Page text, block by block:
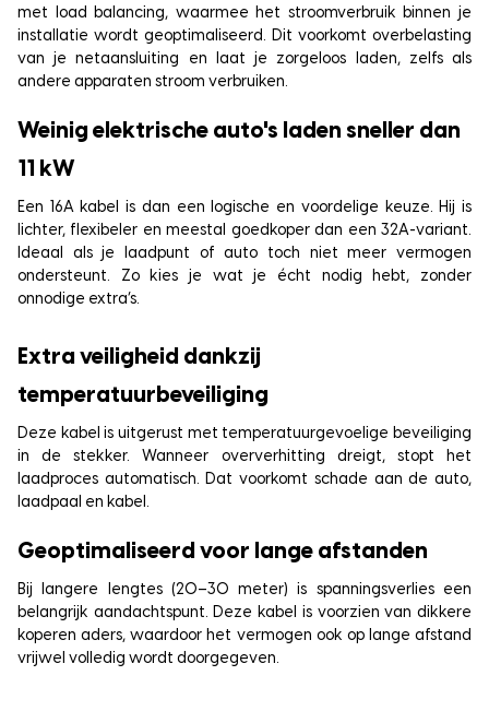
met load balancing, waarmee het stroomverbruik binnen je
installatie wordt geoptimaliseerd. Dit voorkomt overbelasting
van je netaansluiting en laat je zorgeloos laden, zelfs als
andere apparaten stroom verbruiken.
Weinig elektrische auto's laden sneller dan
11 kW
Een 16A kabel is dan een logische en voordelige keuze. Hij is
lichter, flexibeler en meestal goedkoper dan een 32A-variant.
Ideaal als je laadpunt of auto toch niet meer vermogen
ondersteunt. Zo kies je wat je écht nodig hebt, zonder
onnodige extra’s.
Extra veiligheid dankzij
temperatuurbeveiliging
Deze kabel is uitgerust met temperatuurgevoelige beveiliging
in de stekker. Wanneer oververhitting dreigt, stopt het
laadproces automatisch. Dat voorkomt schade aan de auto,
laadpaal en kabel.
Geoptimaliseerd voor lange afstanden
Bij langere lengtes (20–30 meter) is spanningsverlies een
belangrijk aandachtspunt. Deze kabel is voorzien van dikkere
koperen aders, waardoor het vermogen ook op lange afstand
vrijwel volledig wordt doorgegeven.